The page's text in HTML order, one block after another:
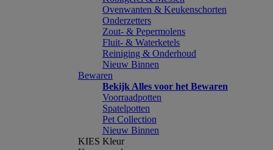
Ovenwanten & Keukenschorten
Onderzetters
Zout- & Pepermolens
Fluit- & Waterketels
Reiniging & Onderhoud
Nieuw Binnen
Bewaren
Bekijk Alles voor het Bewaren
Voorraadpotten
Spatelpotten
Pet Collection
Nieuw Binnen
KIES Kleur